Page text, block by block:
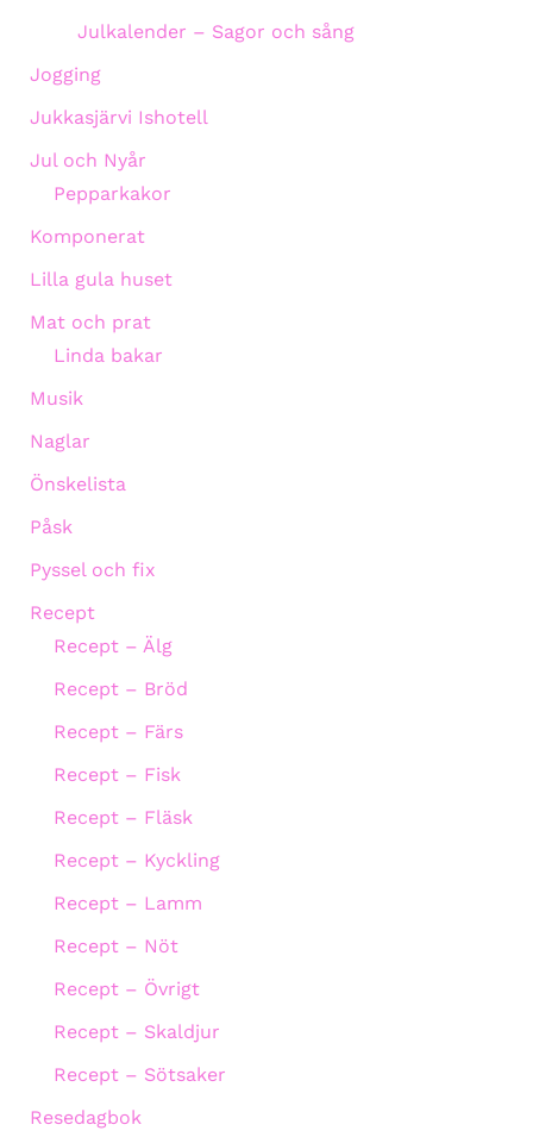
Julkalender – Sagor och sång
Jogging
Jukkasjärvi Ishotell
Jul och Nyår
Pepparkakor
Komponerat
Lilla gula huset
Mat och prat
Linda bakar
Musik
Naglar
Önskelista
Påsk
Pyssel och fix
Recept
Recept – Älg
Recept – Bröd
Recept – Färs
Recept – Fisk
Recept – Fläsk
Recept – Kyckling
Recept – Lamm
Recept – Nöt
Recept – Övrigt
Recept – Skaldjur
Recept – Sötsaker
Resedagbok